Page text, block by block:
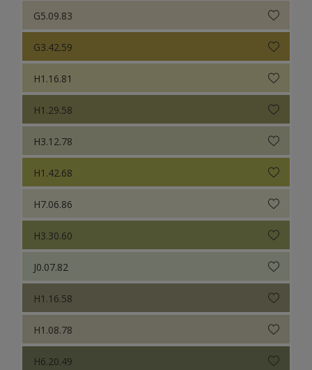
G5.09.83
G3.42.59
H1.16.81
H1.29.58
H3.12.78
H1.42.68
H7.06.86
H3.30.60
J0.07.82
H1.16.58
H1.08.78
H6.20.49